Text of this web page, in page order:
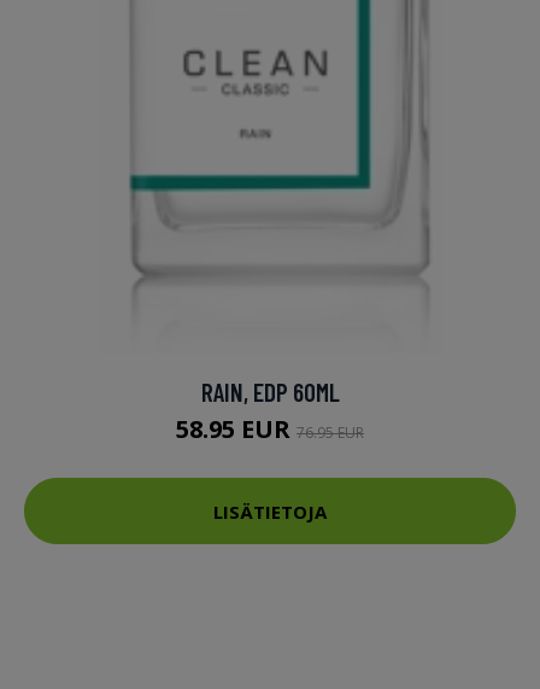
RAIN, EDP 60ML
58.95 EUR 76.95 EUR
LISÄTIETOJA